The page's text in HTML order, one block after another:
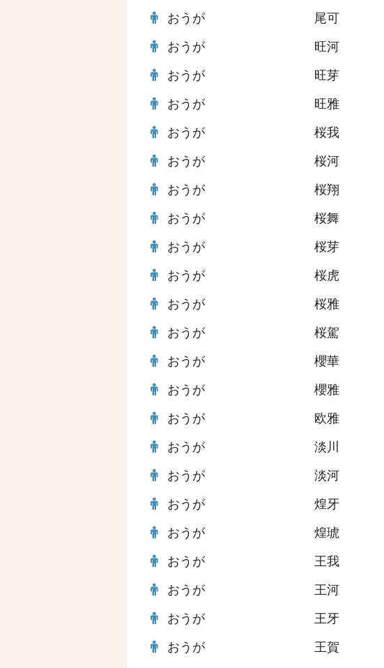
おうが 尾可
おうが 旺河
おうが 旺芽
おうが 旺雅
おうが 桜我
おうが 桜河
おうが 桜翔
おうが 桜舞
おうが 桜芽
おうが 桜虎
おうが 桜雅
おうが 桜駕
おうが 櫻華
おうが 櫻雅
おうが 欧雅
おうが 淡川
おうが 淡河
おうが 煌牙
おうが 煌琥
おうが 王我
おうが 王河
おうが 王牙
おうが 王賀